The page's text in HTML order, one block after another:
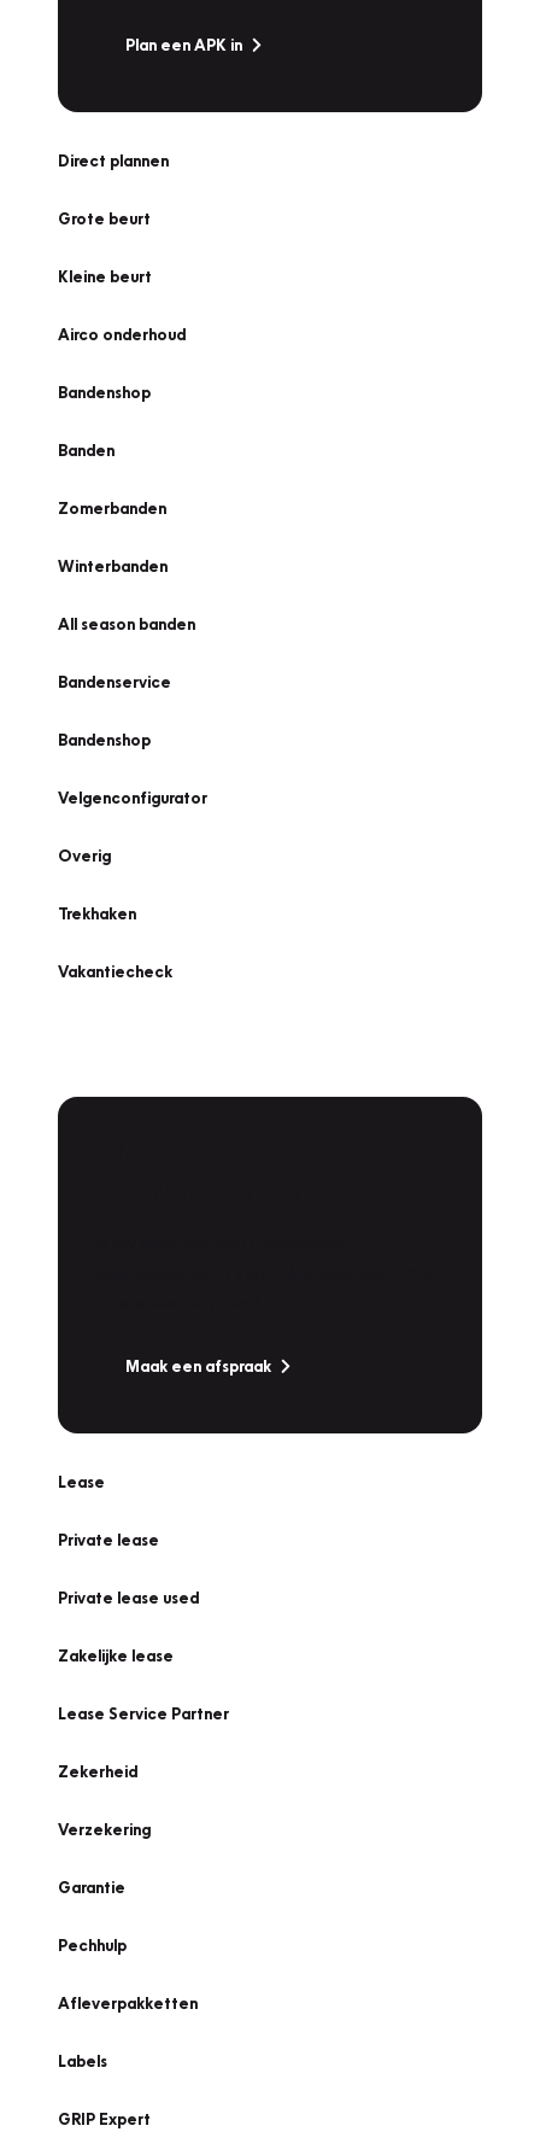
Plan een APK in
Direct plannen
Grote beurt
Kleine beurt
Airco onderhoud
Bandenshop
Banden
Zomerbanden
Winterbanden
All season banden
Bandenservice
Bandenshop
Velgenconfigurator
Overig
Trekhaken
Vakantiecheck
Maak een afspraak
Lease
Private lease
Private lease used
Zakelijke lease
Lease Service Partner
Zekerheid
Verzekering
Garantie
Pechhulp
Afleverpakketten
Labels
GRIP Expert